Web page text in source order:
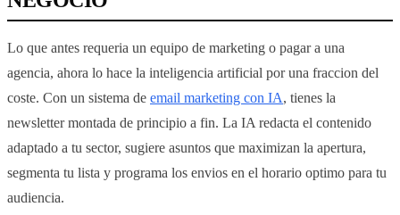
Lo que antes requeria un equipo de marketing o pagar a una
agencia, ahora lo hace la inteligencia artificial por una fraccion del
coste. Con un sistema de email marketing con IA, tienes la
newsletter montada de principio a fin. La IA redacta el contenido
adaptado a tu sector, sugiere asuntos que maximizan la apertura,
segmenta tu lista y programa los envios en el horario optimo para tu
audiencia.